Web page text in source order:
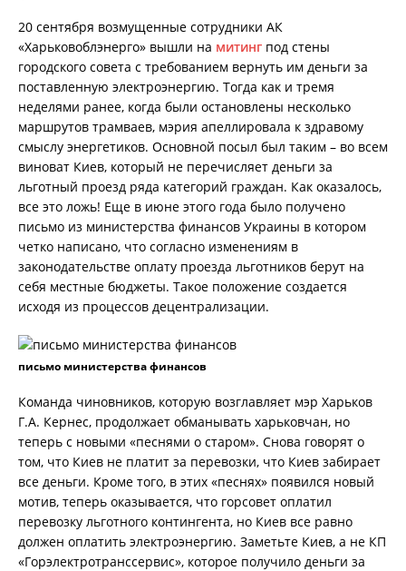
20 сентября возмущенные сотрудники АК
«Харьковоблэнерго» вышли на митинг под стены
городского совета с требованием вернуть им деньги за
поставленную электроэнергию. Тогда как и тремя
неделями ранее, когда были остановлены несколько
маршрутов трамваев, мэрия апеллировала к здравому
смыслу энергетиков. Основной посыл был таким – во всем
виноват Киев, который не перечисляет деньги за
льготный проезд ряда категорий граждан. Как оказалось,
все это ложь! Еще в июне этого года было получено
письмо из министерства финансов Украины в котором
четко написано, что согласно изменениям в
законодательстве оплату проезда льготников берут на
себя местные бюджеты. Такое положение создается
исходя из процессов децентрализации.
письмо министерства финансов
Команда чиновников, которую возглавляет мэр Харьков
Г.А. Кернес, продолжает обманывать харьковчан, но
теперь с новыми «песнями о старом». Снова говорят о
том, что Киев не платит за перевозки, что Киев забирает
все деньги. Кроме того, в этих «песнях» появился новый
мотив, теперь оказывается, что горсовет оплатил
перевозку льготного контингента, но Киев все равно
должен оплатить электроэнергию. Заметьте Киев, а не КП
«Горэлектротранссервис», которое получило деньги за